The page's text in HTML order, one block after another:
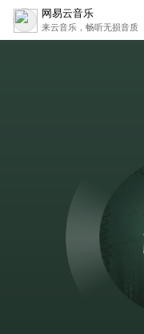
网易云音乐
来云音乐，畅听无损音质